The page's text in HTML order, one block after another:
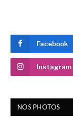
Facebook
Instagram
NOS PHOTOS